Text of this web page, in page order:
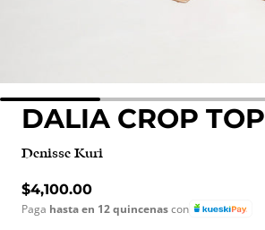
DALIA CROP TOP
Denisse Kuri
Regular price
$4,100.00
Paga hasta en 12 quincenascon